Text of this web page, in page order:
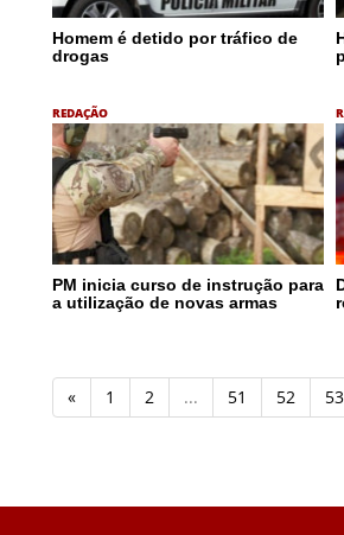
Homem é detido por tráfico de
drogas
REDAÇÃO
PM inicia curso de instrução para
a utilização de novas armas
« 1 2 ... 51 52 53